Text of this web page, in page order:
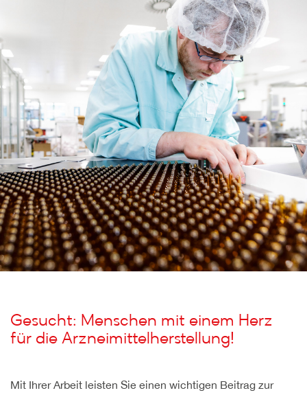
Gesucht: Menschen mit einem Herz
für die Arzneimittelherstellung!
Mit Ihrer Arbeit leisten Sie einen wichtigen Beitrag zur